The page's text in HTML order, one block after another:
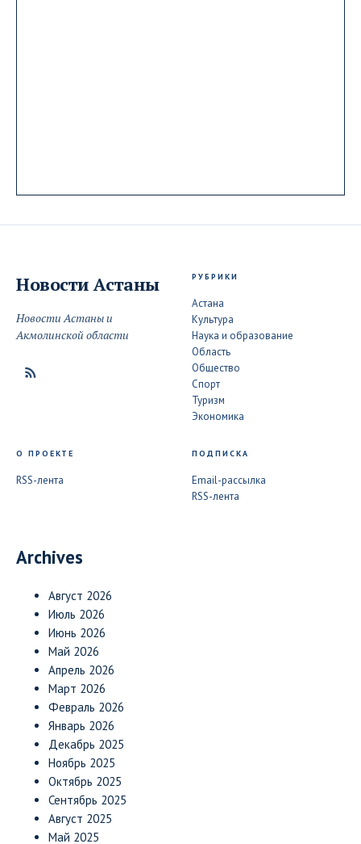
Новости Астаны
Новости Астаны и
Акмолинской области
РУБРИКИ
Астана
Культура
Наука и образование
Область
Общество
Спорт
Туризм
Экономика
О ПРОЕКТЕ
RSS-лента
ПОДПИСКА
Email-рассылка
RSS-лента
Archives
Август 2026
Июль 2026
Июнь 2026
Май 2026
Апрель 2026
Март 2026
Февраль 2026
Январь 2026
Декабрь 2025
Ноябрь 2025
Октябрь 2025
Сентябрь 2025
Август 2025
Май 2025